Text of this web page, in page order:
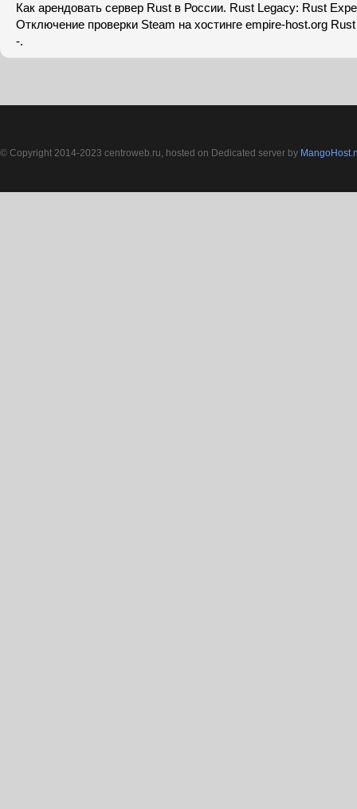
Как арендовать сервер Rust в России. Rust Legacy: Rust
Отключение проверки Steam на хостинге empire-host.org
-.
© Copyright 2014-2023 centroweb.ru, hosted on Dedicated server by